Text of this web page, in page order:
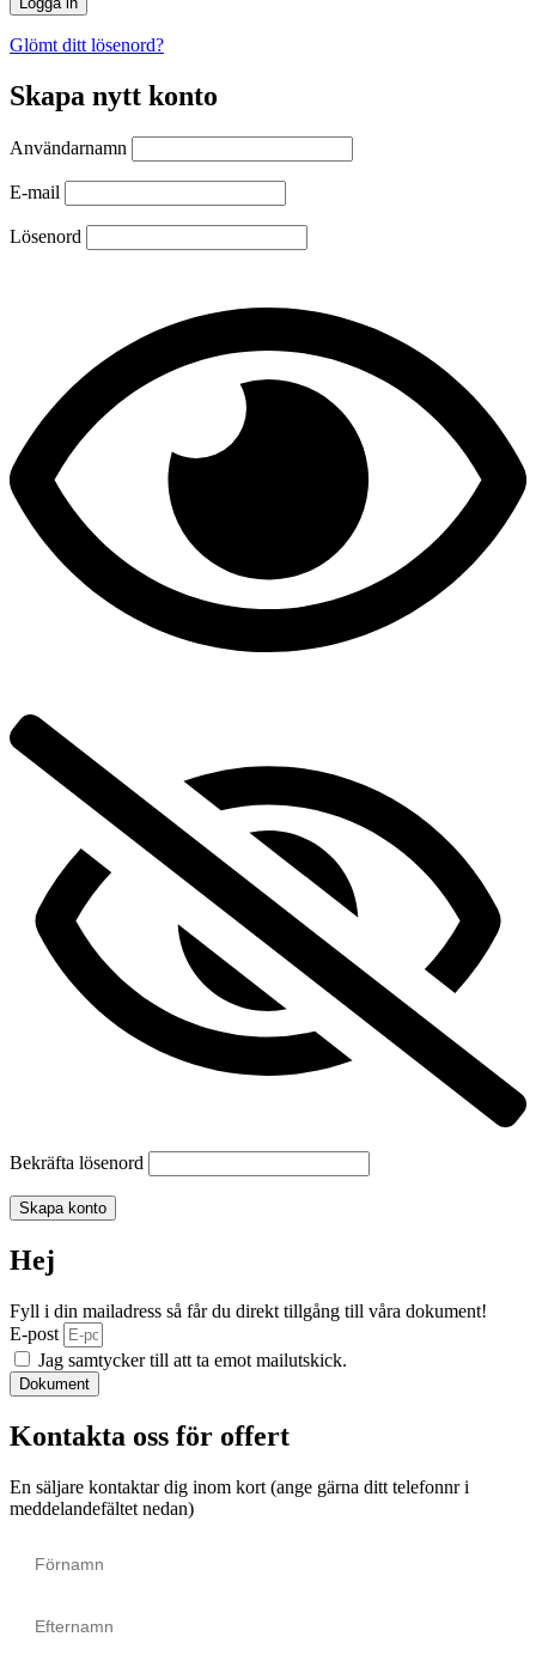
Glömt ditt lösenord?
Skapa nytt konto
Användarnamn
E-mail
Lösenord
Bekräfta lösenord
Skapa konto
Hej
Fyll i din mailadress så får du direkt tillgång till våra dokument!
E-post
Jag samtycker till att ta emot mailutskick.
Dokument
Kontakta oss för offert
En säljare kontaktar dig inom kort (ange gärna ditt telefonnr i
meddelandefältet nedan)